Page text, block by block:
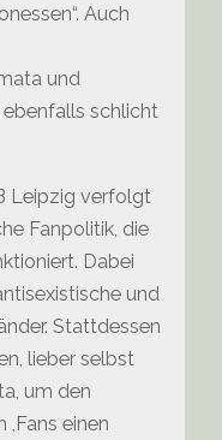
Auch
und
ebenfalls schlicht
Leipzig verfolgt
Fanpolitik, die
Dabei
und
Stattdessen
lieber selbst
um den
,Fans einen